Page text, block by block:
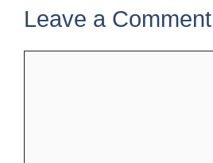
Leave a Comment